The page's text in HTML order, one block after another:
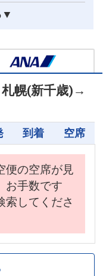
▼
札幌(新千歳) →
到着 空席
便の空席が見
お手数です
索してくださ